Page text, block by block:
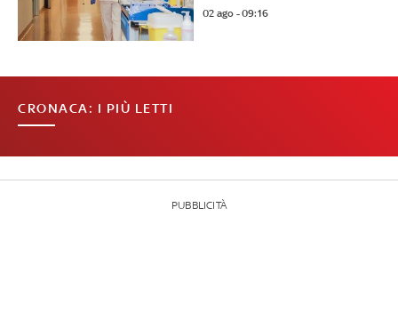
02 ago - 09:16
CRONACA: I PIÙ LETTI
PUBBLICITÀ